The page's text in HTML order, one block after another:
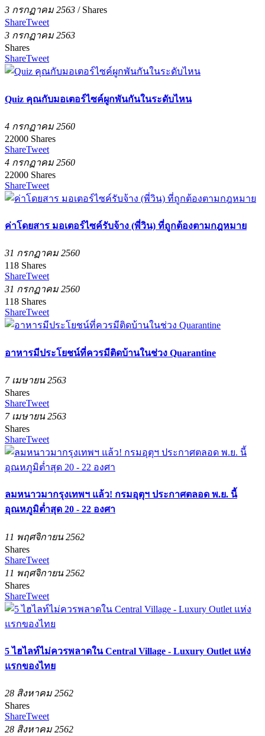
3 กรกฏาคม 2563 / Shares
ShareTweet
3 กรกฏาคม 2563
Shares
ShareTweet
Quiz คุณกับมอเตอร์ไซค์ผูกพันกันในระดับไหน
4 กรกฏาคม 2560
22000 Shares
ShareTweet
4 กรกฏาคม 2560
22000 Shares
ShareTweet
ค่าโดยสาร มอเตอร์ไซค์รับจ้าง (พี่วิน) ที่ถูกต้องตามกฎหมาย
31 กรกฏาคม 2560
118 Shares
ShareTweet
31 กรกฏาคม 2560
118 Shares
ShareTweet
อาหารมีประโยชน์ที่ควรมีติดบ้านในช่วง Quarantine
7 เมษายน 2563
Shares
ShareTweet
7 เมษายน 2563
Shares
ShareTweet
ลมหนาวมากรุงเทพฯ แล้ว! กรมอุตุฯ ประกาศตลอด พ.ย. นี้
อุณหภูมิต่ำสุด 20 - 22 องศา
11 พฤศจิกายน 2562
Shares
ShareTweet
11 พฤศจิกายน 2562
Shares
ShareTweet
5 ไฮไลท์ไม่ควรพลาดใน Central Village - Luxury Outlet แห่ง
แรกของไทย
28 สิงหาคม 2562
Shares
ShareTweet
28 สิงหาคม 2562